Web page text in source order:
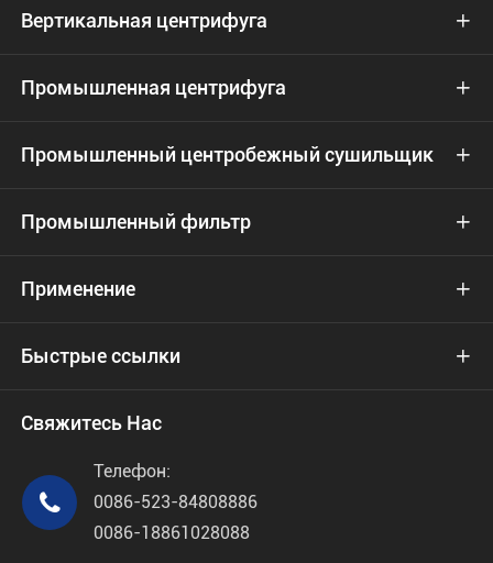
Вертикальная центрифуга 
Промышленная центрифуга 
Промышленный центробежный сушильщик 
Промышленный фильтр 
Применение 
Быстрые ссылки 
Свяжитесь Нас

Телефон:
0086-523-84808886
0086-18861028088